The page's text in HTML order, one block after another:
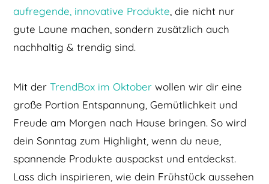
aufregende, innovative Produkte , die nicht nur
gute Laune machen, sondern zusätzlich auch
nachhaltig & trendig sind.
Mit derTrendBox im Oktober wollen wir dir eine
große Portion Entspannung, Gemütlichkeit und
Freude am Morgen nach Hause bringen. So wird
dein Sonntag zum Highlight, wenn du neue,
spannende Produkte auspackst und entdeckst.
Lass dich inspirieren, wie dein Frühstück aussehen